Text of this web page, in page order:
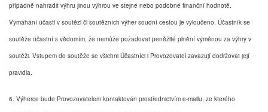
případně nahradit výhru jinou výhrou ve stejné nebo podobné finanční hodnotě.
Vymáhání účasti v soutěži či soutěžních výher soudní cestou je vyloučeno. Účastník se
soutěže účastní s vědomím, že nemůže požadovat peněžité plnění výměnou za výhry v
soutěži. Vstupem do soutěže se všichni Účastníci i Provozovatel zavazují dodržovat její
pravidla.
6. Výherce bude Provozovatelem kontaktován prostřednictvím e-mailu, ze kterého